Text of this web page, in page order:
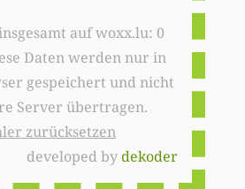
auf woxx.lu: 0
Daten werden nur in
gespeichert und nicht
Server übertragen.
zurücksetzen
developed bydekoder